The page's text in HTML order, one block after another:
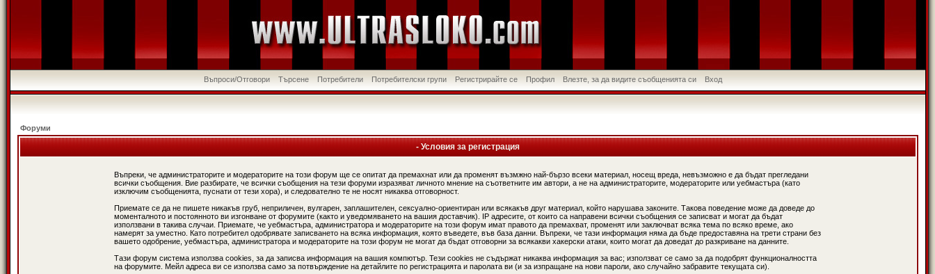
Въпроси/Отговори Търсене Потребители Потребителски групи Регистрирайте се Профил Влезте, за да видите съобщенията си Вход
Форуми
- Условия за регистрация
Въпреки, че администраторите и модераторите на този форум ще се опитат да премахнат или да променят възмжно най-бързо всеки материал, носещ вреда, невъзможно е да бъдат прегледани
всички съобщения. Вие разбирате, че всички съобщения на тези форуми изразяват личното мнение на съответните им автори, а не на администраторите, модераторите или уебмастъра (като
изключим съобщенията, пуснати от тези хора), и следователно те не носят никаква отговорност.
Приемате се да не пишете никакъв груб, неприличен, вулгарен, заплашителен, сексуално-ориентиран или всякакъв друг материал, който нарушава законите. Такова поведение може да доведе до
моменталното и постоянното ви изгонване от форумите (както и уведомяването на вашия доставчик). IP адресите, от които са направени всички съобщения се записват и могат да бъдат
използвани в такива случаи. Приемате, че уебмастъра, администратора и модераторите на този форум имат правото да премахват, променят или заключват всяка тема по всяко време, ако
намерят за уместно. Като потребител одобрявате записването на всяка информация, която въведете, във база данни. Въпреки, че тази информация няма да бъде предоставяна на трети страни без
вашето одобрение, уебмастъра, администратора и модераторите на този форум не могат да бъдат отговорни за всякакви хакерски атаки, които могат да доведат до разкриване на данните.
Тази форум система използва cookies, за да записва информация на вашия компютър. Тези cookies не съдържат никаква информация за вас; използват се само за да подобрят функционалността
на форумите. Мейл адреса ви се използва само за потвърждение на детайлите по регистрацията и паролата ви (и за изпращане на нови пароли, ако случайно забравите текущата си).